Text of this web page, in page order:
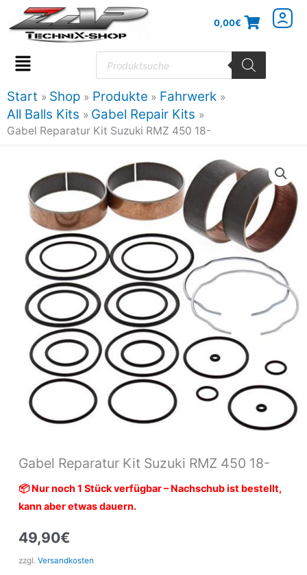
Inhalt
springen
0,00€
Flyout
Menu
Products
search
Start Shop Produkte
Fahrwerk
All Balls Kits
Gabel Repair Kits
Gabel Reparatur Kit Suzuki RMZ 450 18-
Gabel Reparatur Kit Suzuki RMZ 450 18-
📦 Nur noch 1 Stück verfügbar – Nachschub ist bestellt,
kann aber etwas dauern.
49,90€
zzgl. Versandkosten
Reparatur
Kit
Suzuki
RMZ
450
18-
Menge